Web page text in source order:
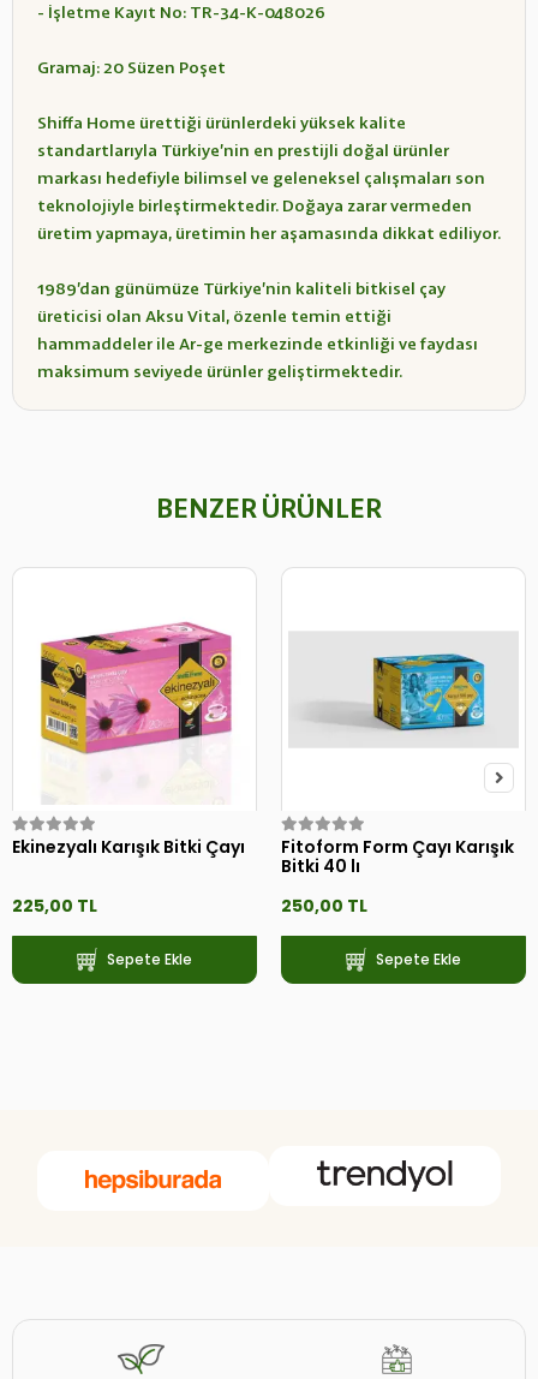
- İşletme Kayıt No: TR-34-K-048026
Gramaj: 20 Süzen Poşet
Shiffa Home ürettiği ürünlerdeki yüksek kalite
standartlarıyla Türkiye’nin en prestijli doğal ürünler
markası hedefiyle bilimsel ve geleneksel çalışmaları son
teknolojiyle birleştirmektedir. Doğaya zarar vermeden
üretim yapmaya, üretimin her aşamasında dikkat ediliyor.
1989’dan günümüze Türkiye’nin kaliteli bitkisel çay
üreticisi olan Aksu Vital, özenle temin ettiği
hammaddeler ile Ar-ge merkezinde etkinliği ve faydası
maksimum seviyede ürünler geliştirmektedir.
BENZER ÜRÜNLER
Ekinezyalı Karışık Bitki Çayı
225,00 TL
Sepete Ekle
Fitoform Form Çayı Karışık
Bitki 40 lı
250,00 TL
Sepete Ekle